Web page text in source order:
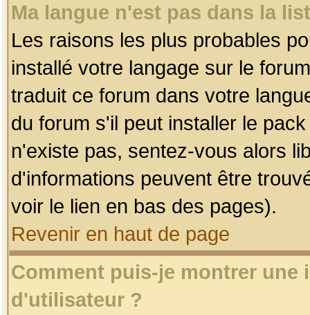
Ma langue n'est pas dans la
Les raisons les plus probables
installé votre langage sur le
traduit ce forum dans votre
du forum s'il peut installer le
n'existe pas, sentez-vous alors
d'informations peuvent être
voir le lien en bas des pages).
Revenir en haut de page
Comment puis-je montrer une
d'utilisateur ?